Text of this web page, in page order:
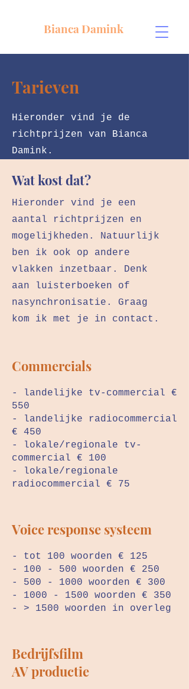
Bianca Damink
over/presentator/ste
Tarieven
Hieronder vind je de
richtprijzen van Bianca
Damink.
Wat kost dat?
Hieronder vind je een
aantal richtprijzen en
mogelijkheden. Natuurlijk
ben ik ook op andere
vlakken inzetbaar. Denk
aan luisterboeken of
nasynchronisatie. Graag
kom ik met je in contact.
Commercials
- landelijke tv-commercial €
550
- landelijke radiocommercial
€ 450
- lokale/regionale tv-
commercial € 100
- lokale/regionale
radiocommercial € 75
Voice response systeem
- tot 100 woorden € 125
- 100 - 500 woorden € 250
- 500 - 1000 woorden € 300
- 1000 - 1500 woorden € 350
- > 1500 woorden in overleg
Bedrijfsfilm
AV productie